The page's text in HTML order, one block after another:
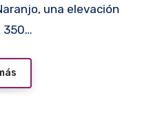
una elevación
350…